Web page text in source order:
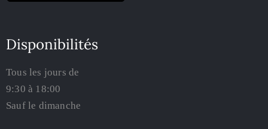
Disponibilités
Tous les jours de
9:30 à 18:00
Sauf le dimanche